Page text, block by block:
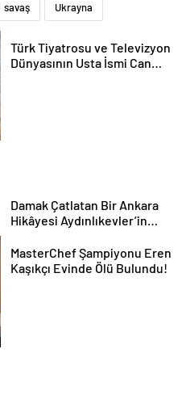
savaş Ukrayna
Türk Tiyatrosu ve Televizyon
Dünyasının Usta İsmi Can
Damak Çatlatan Bir Ankara
Hikâyesi Aydınlıkevler’in
MasterChef Şampiyonu Eren
Kaşıkçı Evinde Ölü Bulundu!